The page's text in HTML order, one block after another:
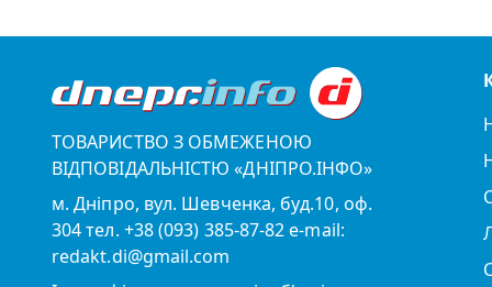
ТОВАРИСТВО З ОБМЕЖЕНОЮ
ВІДПОВІДАЛЬНІСТЮ «ДНІПРО.ІНФО»
м. Дніпро, вул. Шевченка, буд.10, оф.
304 тел. +38 (093) 385-87-82 e-mail:
redakt.di@gmail.com